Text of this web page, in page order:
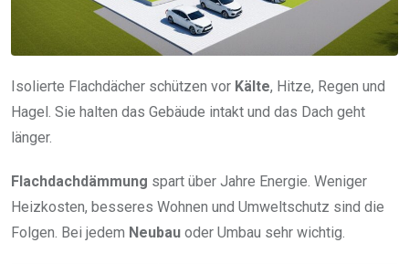
Isolierte Flachdächer schützen vor Kälte, Hitze, Regen und
Hagel. Sie halten das Gebäude intakt und das Dach geht
länger.
Flachdachdämmung spart über Jahre Energie. Weniger
Heizkosten, besseres Wohnen und Umweltschutz sind die
Folgen. Bei jedem Neubau oder Umbau sehr wichtig.